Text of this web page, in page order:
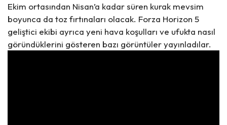
Ekim ortasından Nisan’a kadar süren kurak mevsim
boyunca da toz fırtınaları olacak. Forza Horizon 5
geliştici ekibi ayrıca yeni hava koşulları ve ufukta nasıl
göründüklerini gösteren bazı görüntüler yayınladılar.